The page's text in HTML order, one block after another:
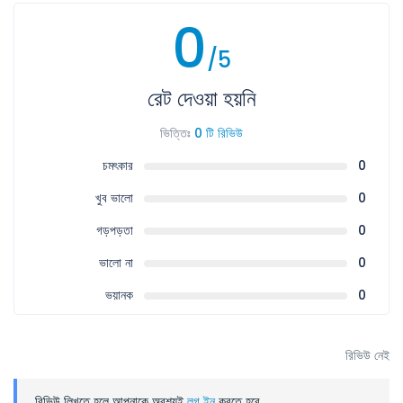
0/5
রেট দেওয়া হয়নি
ভিত্তিঃ 0 টি রিভিউ
চমৎকার
0
খুব ভালো
0
গড়পড়তা
0
ভালো না
0
ভয়ানক
0
রিভিউ নেই